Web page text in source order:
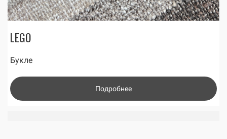
LEGO
Букле
Подробнее